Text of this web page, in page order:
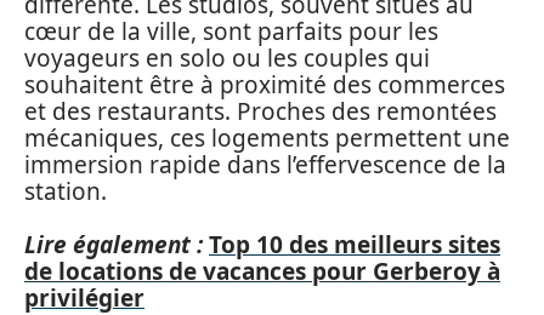
cœur de la ville, sont parfaits pour les
voyageurs en solo ou les couples qui
souhaitent être à proximité des commerces
et des restaurants. Proches des remontées
mécaniques, ces logements permettent une
immersion rapide dans l’effervescence de la
station.
Lire également :Top 10 des meilleurs sites
de locations de vacances pour Gerberoy à
privilégier